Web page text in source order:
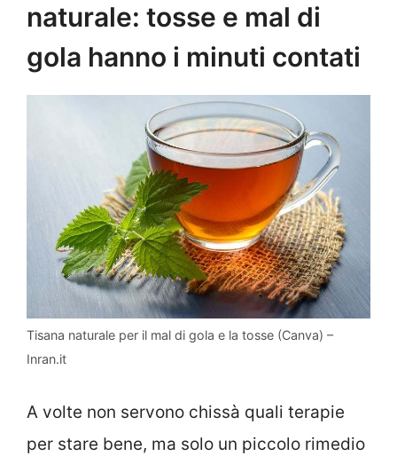
naturale: tosse e mal di
gola hanno i minuti contati
Tisana naturale per il mal di gola e la tosse (Canva) –
Inran.it
A volte non servono chissà quali terapie
per stare bene, ma solo un piccolo rimedio